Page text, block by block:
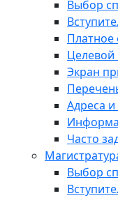
Выбор
Платное
Экран
Адреса
Часто
Выбор